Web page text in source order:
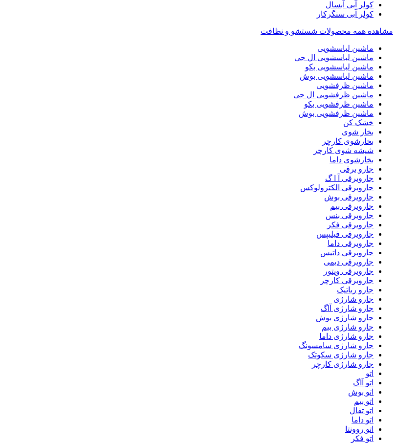
کولر آبی آبسال
کولر آبی سنگرکار
مشاهده همه محصولات شستشو و نظافت
ماشین لباسشویی
ماشین لباسشویی ال جی
ماشین لباسشویی بکو
ماشین لباسشویی بوش
ماشین ظرفشویی
ماشین ظرفشویی ال جی
ماشین ظرفشویی بکو
ماشین ظرفشویی بوش
خشک کن
بخار شوی
بخارشوی کارچر
شیشه شوی کارچر
بخارشوی داما
جارو برقی
جاروبرقی آ ا گ
جاروبرقی الکترولوکس
جاروبرقی بوش
جاروبرقی بیم
جاروبرقی بنس
جاروبرقی فکر
جاروبرقی فیلیپس
جاروبرقی داما
جاروبرقی داتیس
جاروبرقی دیمی
جاروبرقی ویتور
جاروبرقی کارچر
جارو رباتیک
جارو شارژی
جارو شارژی آاگ
جارو شارژی بوش
جارو شارژی بیم
جارو شارژی داما
جارو شارژی سامسونگ
جارو شارژی سکوتک
جارو شارژی کارچر
اتو
اتو آاگ
اتو بوش
اتو بیم
اتو تفال
اتو داما
اتو روونتا
اتو فکر